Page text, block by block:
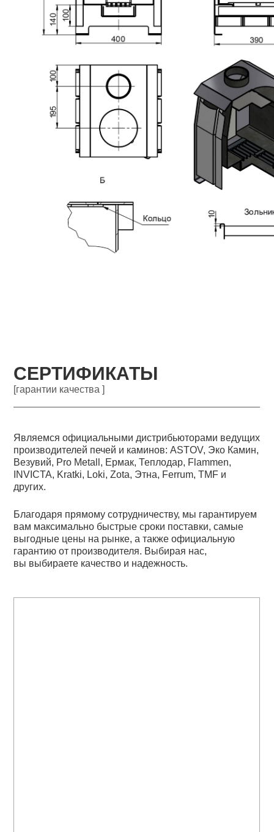
СЕРТИФИКАТЫ
[гарантии качества ]
Являемся официальными дистрибьюторами ведущих
производителей печей и каминов: ASTOV, Эко Камин,
Везувий, Pro Metall, Ермак, Теплодар, Flammen,
INVICTA, Kratki, Loki, Zota, Этна, Ferrum, TMF и
других.
Благодаря прямому сотрудничеству, мы гарантируем
вам максимально быстрые сроки поставки, самые
выгодные цены на рынке, а также официальную
гарантию от производителя. Выбирая нас,
вы выбираете качество и надежность.